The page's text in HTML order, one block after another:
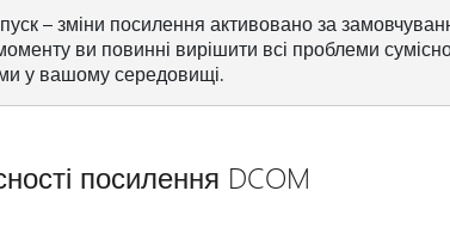
– зміни посилення активовано за
ви повинні вирішити всі проблеми
у вашому середовищі.
посилення DCOM